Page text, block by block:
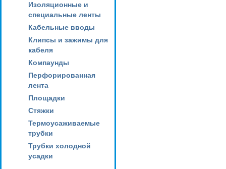
Изоляционные и
специальные ленты
Кабельные вводы
Клипсы и зажимы для
кабеля
Компаунды
Перфорированная
лента
Площадки
Стяжки
Термоусаживаемые
трубки
Трубки холодной
усадки